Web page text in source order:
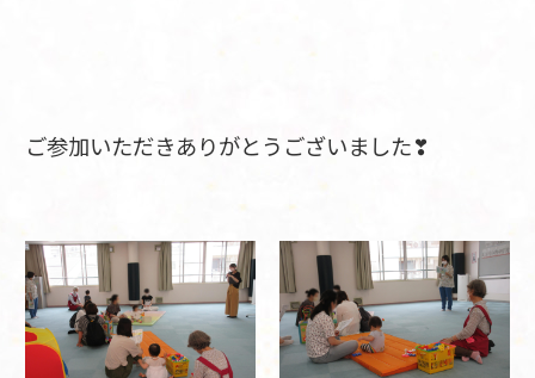
ご参加いただきありがとうございました❣